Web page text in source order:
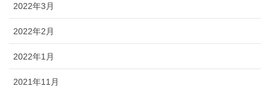
2022年3月
2022年2月
2022年1月
2021年11月